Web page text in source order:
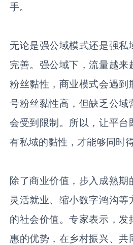
手。
无论是强公域模式还是强私
完善。强公域下，流量越来
粉丝黏性，商业模式会遇到
号粉丝黏性高，但缺乏公域
会受到限制。所以，让平台
有私域的黏性，才能够同时
除了商业价值，步入成熟期
灵活就业、缩小数字鸿沟等
的社会价值。专家表示，发
惠的优势，在乡村振兴、共